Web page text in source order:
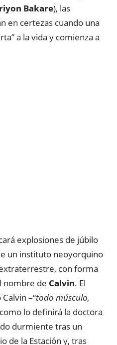
Bakare), las
en certezas cuando una
a la vida y comienza a
explosiones de júbilo
un instituto neoyorquino
con forma
nombre de Calvin. El
–“todo músculo,
lo definirá la doctora
durmiente tras un
de la Estación y, tras